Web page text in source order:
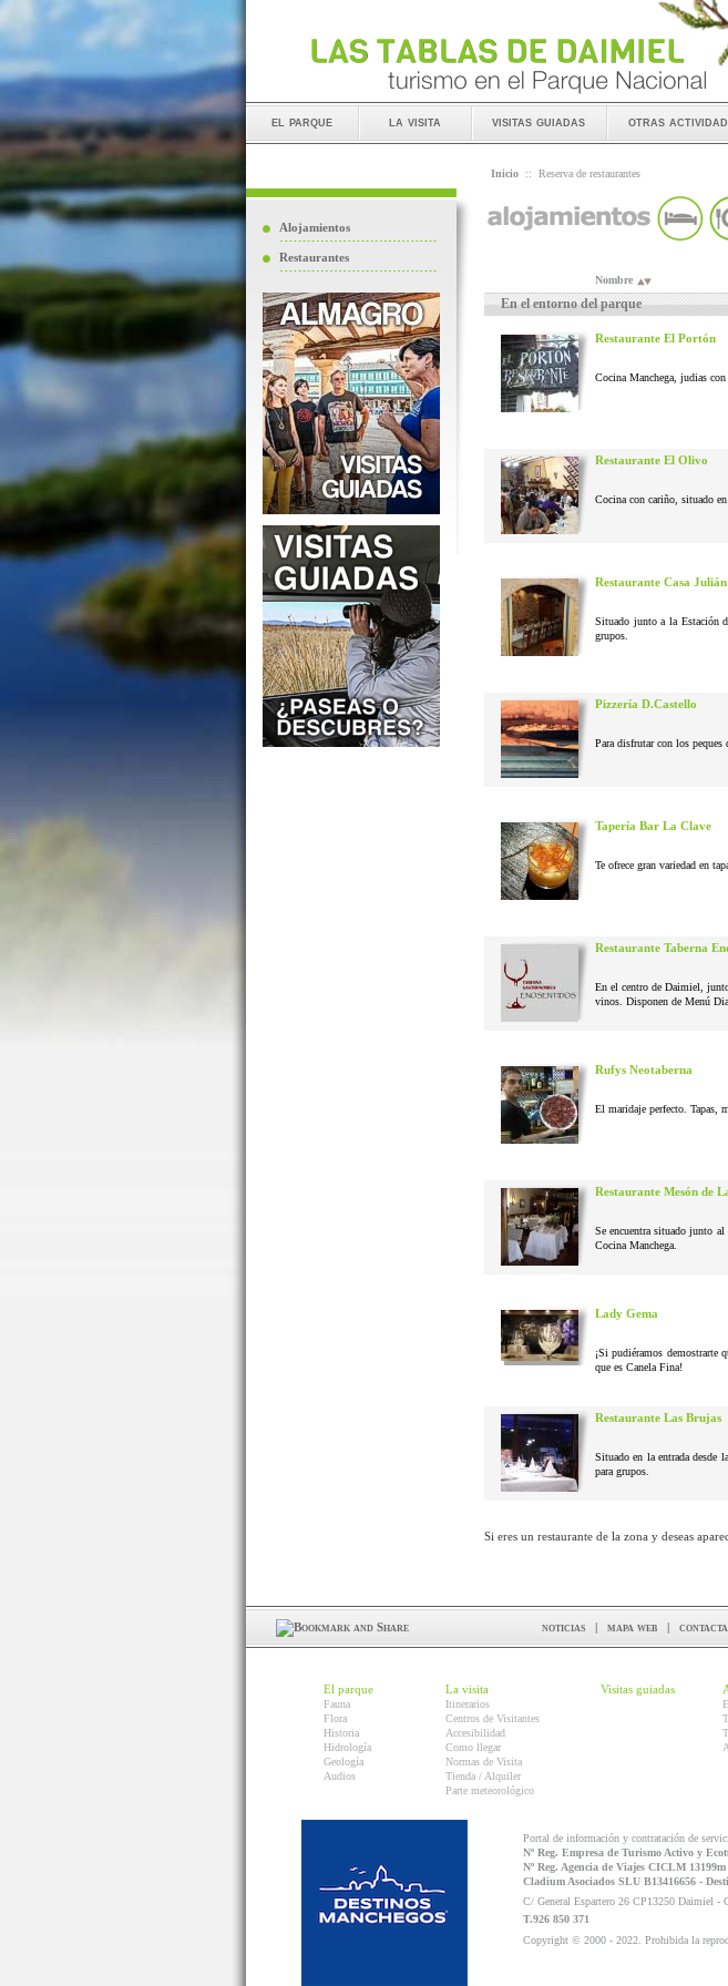
el parque la visita visitas guiadas otras
Alojamientos
Restaurantes
Inicio :: Reserva de restaurantes
Nombre
En el entorno del parque
Restaurante El Portón
Cocina Manchega, judias con
Restaurante El Olivo
Cocina con cariño, situado
Restaurante Casa Julián
Situado junto a la Estación
grupos.
Pizzería D.Castello
Para disfrutar con los peques
Tapería Bar La Clave
Te ofrece gran variedad en
Restaurante Taberna
En el centro de Daimiel,
vinos. Disponen de Menú
Rufys Neotaberna
El maridaje perfecto. Tapas,
Restaurante Mesón de
Se encuentra situado junto al
Cocina Manchega.
Lady Gema
¡Si pudiéramos demostrarte
que es Canela Fina!
Restaurante Las Brujas
Situado en la entrada desde
para grupos.
Si eres un restaurante de la zona y deseas
noticias | mapa web |
El parque
Fauna
Flora
Historia
Hidrología
Geología
Audios
La visita
Itinerarios
Centros de Visitantes
Accesibilidad
Como llegar
Normas de Visita
Tienda / Alquiler
Parte meteorológico
Visitas guiadas
Portal de información y contratación de
Nº Reg. Empresa de Turismo Activo y
Nº Reg. Agencia de Viajes CICLM 13199m
Cladium Asociados SLU B13416656 -
C/ General Espartero 26 CP13250 Daimiel -
T.926 850 371
Copyright © 2000 - 2022. Prohibida la